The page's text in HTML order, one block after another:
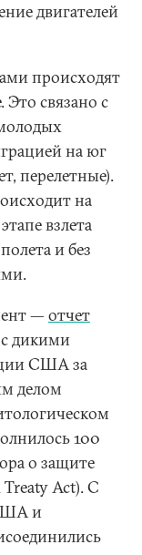
двигателей
происходят
Это связано с
на юг
перелетные).
на
взлета
и без
— отчет
дикими
США за
делом
100
о защите
Act). С
и